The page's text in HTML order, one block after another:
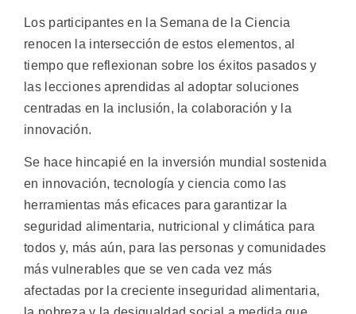
Los participantes en la Semana de la Ciencia
renocen la intersección de estos elementos, al
tiempo que reflexionan sobre los éxitos pasados y
las lecciones aprendidas al adoptar soluciones
centradas en la inclusión, la colaboración y la
innovación.
Se hace hincapié en la inversión mundial sostenida
en innovación, tecnología y ciencia como las
herramientas más eficaces para garantizar la
seguridad alimentaria, nutricional y climática para
todos y, más aún, para las personas y comunidades
más vulnerables que se ven cada vez más
afectadas por la creciente inseguridad alimentaria,